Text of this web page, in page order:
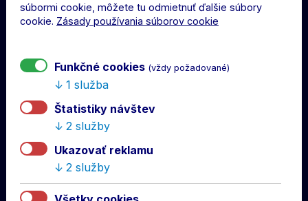
Mobil: +421 915 673 198
Registrácia
INFORMÁCIE
súbormi cookie, môžete tu odmietnuť ďalšie súbory
cookie. Zásady používania súborov cookie
Funkčné cookies (vždy požadované)
1 služba
Štatistiky návštev
2 služby
Ukazovať reklamu
2 služby